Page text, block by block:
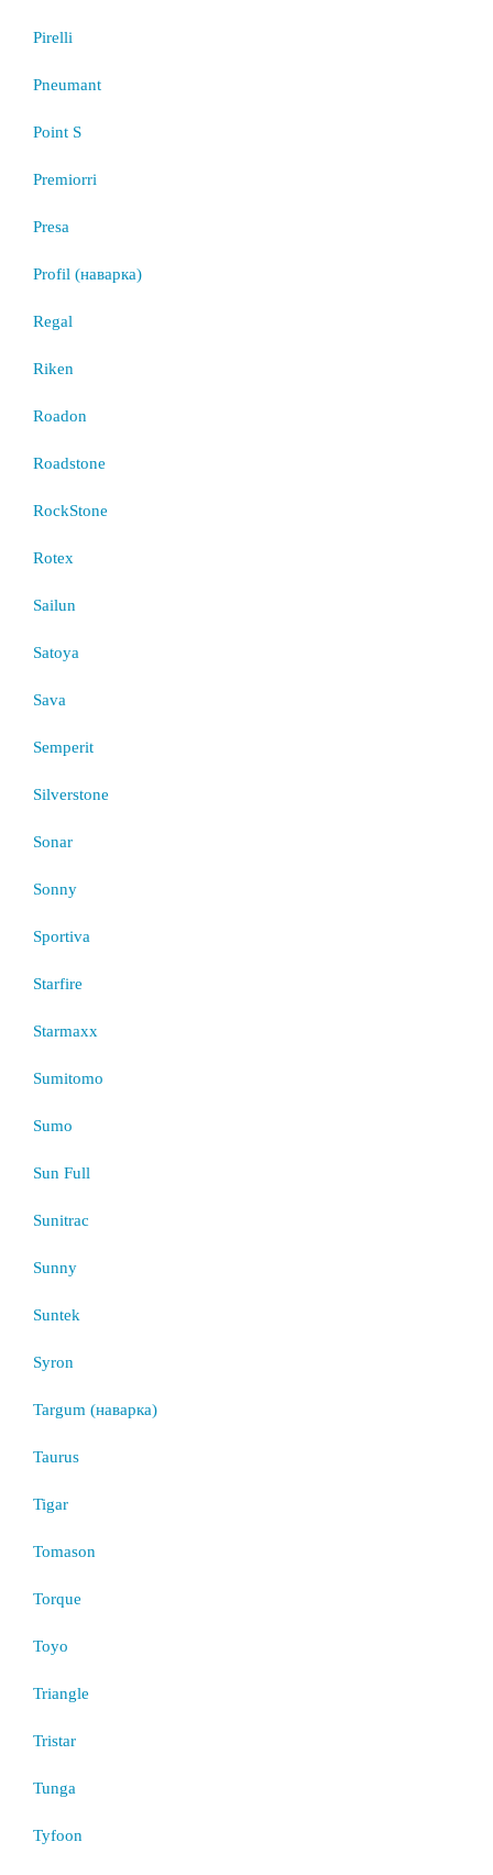
Pirelli
Pneumant
Point S
Premiorri
Presa
Profil (наварка)
Regal
Riken
Roadon
Roadstone
RockStone
Rotex
Sailun
Satoya
Sava
Semperit
Silverstone
Sonar
Sonny
Sportiva
Starfire
Starmaxx
Sumitomo
Sumo
Sun Full
Sunitrac
Sunny
Suntek
Syron
Targum (наварка)
Taurus
Tigar
Tomason
Torque
Toyo
Triangle
Tristar
Tunga
Tyfoon